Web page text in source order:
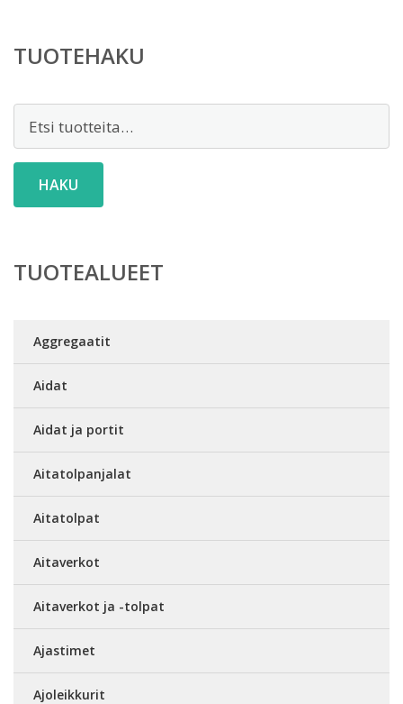
TUOTEHAKU
HAKU
TUOTEALUEET
Aggregaatit
Aidat
Aidat ja portit
Aitatolpanjalat
Aitatolpat
Aitaverkot
Aitaverkot ja -tolpat
Ajastimet
Ajoleikkurit